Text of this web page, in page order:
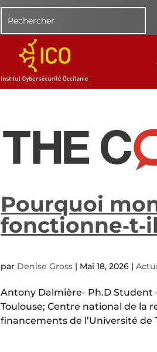
Pourquoi
par Denise Gross | Mai 18, 2026 |
Antony Dalmière- Ph.D Student
Toulouse; Centre national de la
financements de l’Université de